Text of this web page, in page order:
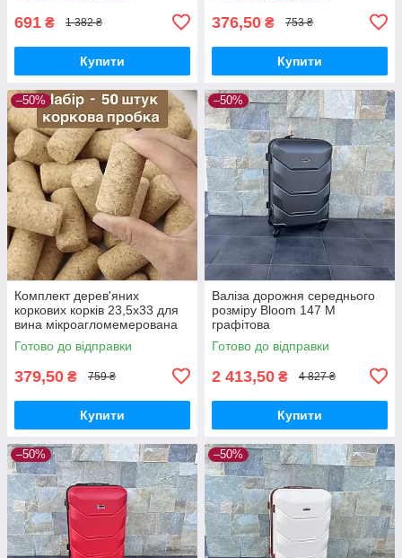
691 ₴ 1 382 ₴
Купити
376,50 ₴ 753 ₴
Купити
–50%
Комплект дерев'яних
коркових корків 23,5х33 для
вина мікроагломемерована
— 50 шт.
Готово до відправки
379,50 ₴ 759 ₴
Купити
–50%
Валіза дорожня середнього
розміру Bloom 147 M
графітова
Готово до відправки
2 413,50 ₴ 4 827 ₴
Купити
–50% –50%